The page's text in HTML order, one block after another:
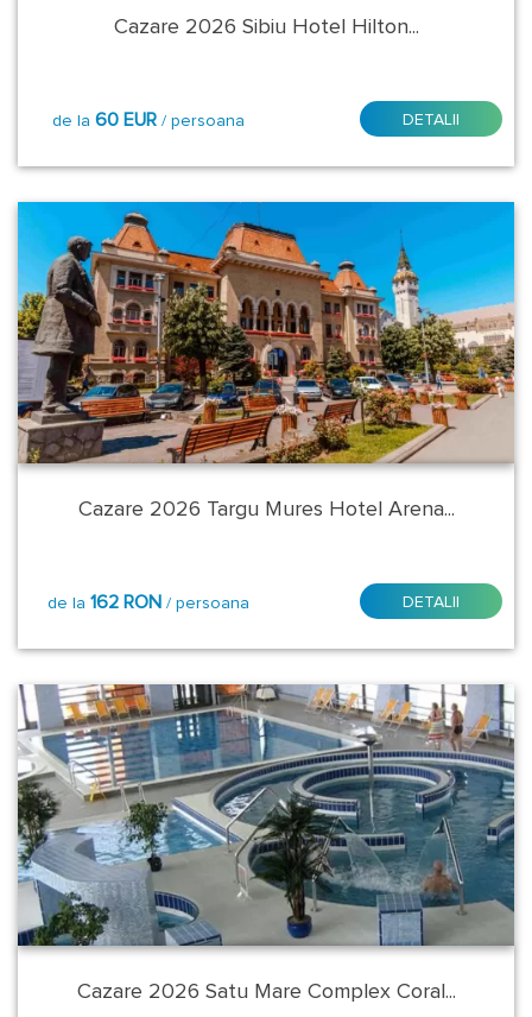
Brasov
Bucuresti
Cluj
Napoca
Geoagiu
Bai
Iasi
Odorheiu
Secuiesc
Cazare 2026 Sibiu Hotel Hilton...
de la 60 EUR/ persoana DETALII
Cazare 2026 Targu Mures Hotel Arena...
de la 162 RON / persoana DETALII
Cazare 2026 Satu Mare Complex Coral...